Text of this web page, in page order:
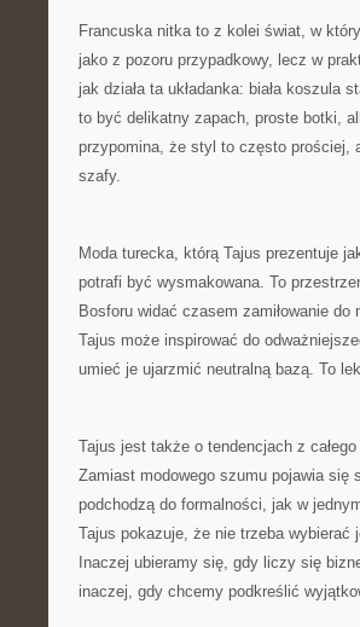
Francuska nitka to z kolei świat, w
jako z pozoru przypadkowy, lecz w
jak działa ta układanka: biała koszula
to być delikatny zapach, proste botki,
przypomina, że styl to często prościej,
szafy.
Moda turecka, którą Tajus prezentuje
potrafi być wysmakowana. To
Bosforu widać czasem zamiłowanie
Tajus może inspirować do
umieć je ujarzmić neutralną bazą. To
Tajus jest także o tendencjach z
Zamiast modowego szumu pojawia
podchodzą do formalności, jak w
Tajus pokazuje, że nie trzeba wybierać
Inaczej ubieramy się, gdy liczy się
inaczej, gdy chcemy podkreślić